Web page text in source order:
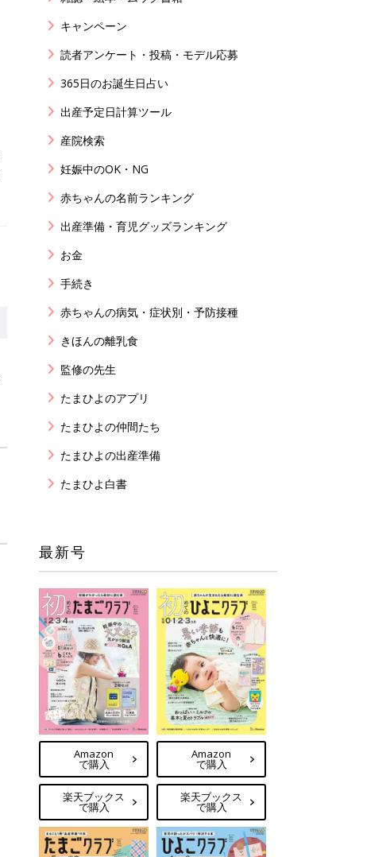
キャンペーン
読者アンケート・投稿・モデル応募
365日のお誕生日占い
出産予定日計算ツール
産院検索
妊娠中のOK・NG
赤ちゃんの名前ランキング
出産準備・育児グッズランキング
お金
手続き
赤ちゃんの病気・症状別・予防接種
きほんの離乳食
監修の先生
たまひよのアプリ
たまひよの仲間たち
たまひよの出産準備
たまひよ白書
最新号
Amazon
で購入
楽天ブックス
で購入
Amazon
で購入
楽天ブックス
で購入